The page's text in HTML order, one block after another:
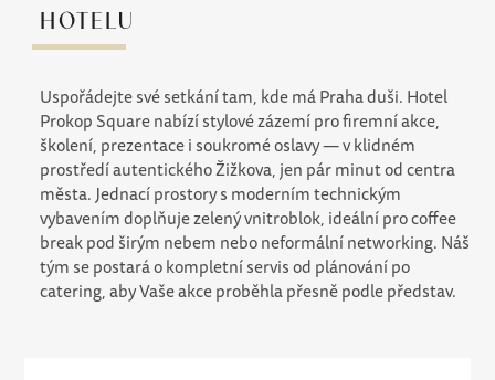
HOTELU
Uspořádejte své setkání tam, kde má Praha duši. Hotel
Prokop Square nabízí stylové zázemí pro firemní akce,
školení, prezentace i soukromé oslavy — v klidném
prostředí autentického Žižkova, jen pár minut od centra
města. Jednací prostory s moderním technickým
vybavením doplňuje zelený vnitroblok, ideální pro coffee
break pod širým nebem nebo neformální networking. Náš
tým se postará o kompletní servis od plánování po
catering, aby Vaše akce proběhla přesně podle představ.